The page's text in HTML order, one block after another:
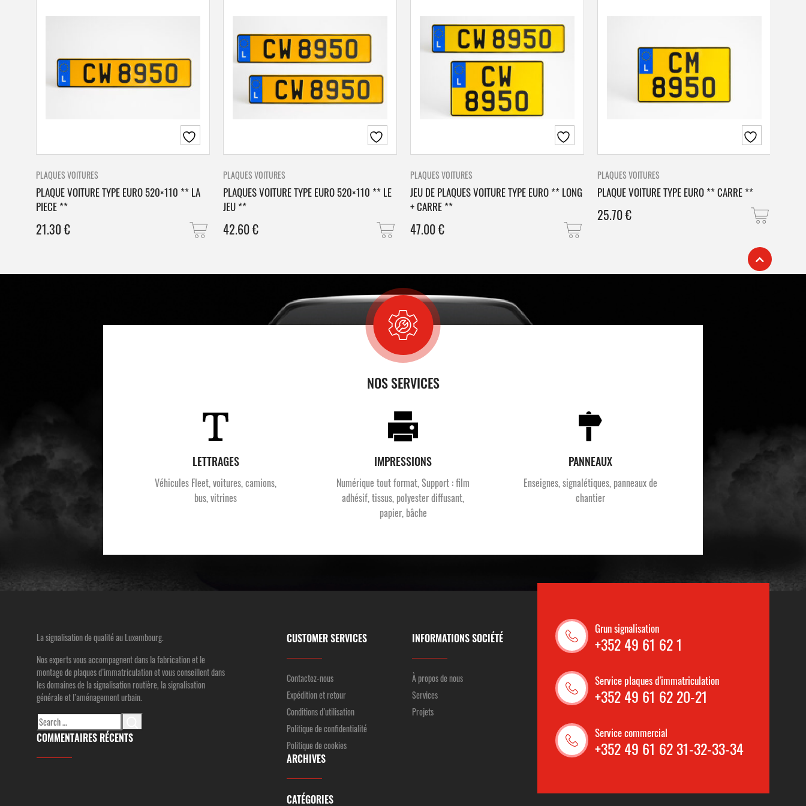
PLAQUES VOITURES
PLAQUE VOITURE TYPE EURO 520×110 ** LA
PIECE **
21.30€
PLAQUES VOITURES
PLAQUES VOITURE TYPE EURO 520×110 ** LE
JEU **
42.60€
PLAQUES VOITURES
JEU DE PLAQUES VOITURE TYPE EURO ** LONG
+ CARRE **
47.00€
PLAQUES VOITURES
PLAQUE VOITURE TYPE EURO ** CARRE **
25.70€
NOS SERVICES
LETTRAGES
Véhicules Fleet, voitures, camions,
bus, vitrines
IMPRESSIONS
Numérique tout format, Support : film
adhésif, tissus, polyester diffusant,
papier, bâche
PANNEAUX
Enseignes, signalétiques, panneaux de
chantier
La signalisation de qualité au Luxembourg.
Nos experts vous accompagnent dans la fabrication et le
montage de plaques d’immatriculation et vous conseillent dans
les domaines de la signalisation routière, la signalisation
générale et l’aménagement urbain.
Search
for:
COMMENTAIRES RÉCENTS
CUSTOMER SERVICES
Contactez-nous
Expédition et retour
Conditions d’utilisation
Politique de confidentialité
Politique de cookies
ARCHIVES
CATÉGORIES
INFORMATIONS SOCIÉTÉ
À propos de nous
Services
Projets
Grun signalisation
+352 49 61 62 1
Service plaques d'immatriculation
+352 49 61 62 20-21
Service commercial
+352 49 61 62 31-32-33-34